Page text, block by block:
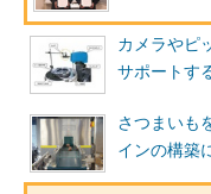
カメラやピ
サポートす
さつまいも
インの構築